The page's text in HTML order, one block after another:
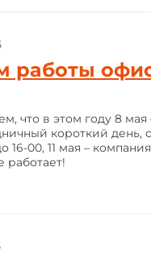
работы
что в этом году 8 мая
короткий день,
16-00, 11 мая –
работает!